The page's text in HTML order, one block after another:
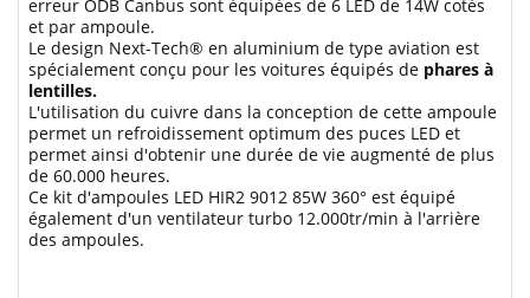
erreur ODB Canbus sont équipées de 6 LED de 14W cotés
et par ampoule.
Le design Next-Tech® en aluminium de type aviation est
spécialement conçu pour les voitures équipés de phares à
lentilles.
L'utilisation du cuivre dans la conception de cette ampoule
permet un refroidissement optimum des puces LED et
permet ainsi d'obtenir une durée de vie augmenté de plus
de 60.000 heures.
Ce kit d'ampoules LED HIR2 9012 85W 360° est équipé
également d'un ventilateur turbo 12.000tr/min à l'arrière
des ampoules.